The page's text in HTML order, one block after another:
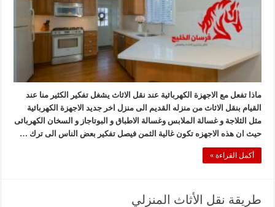
ماذا تفعل مع الاجهزة الكهربائية عند نقل الاثاث يشغل تفكير الكثير منا عند
القيام بنقل الاثاث من منزله القديم الى منزل اخر جديد الاجهزة الكهربائية
مثل الثلاجة و غسالة الملابس وغسالة الاطباق و البوتاجاز و السخان الكهربائى
حيث ان هذه الاجهزه تكون غالية الثمن فيصل تفكير بعض الناس الى ترك …
أكمل القراءة »
طريقة نقل الأثاث المنزلي